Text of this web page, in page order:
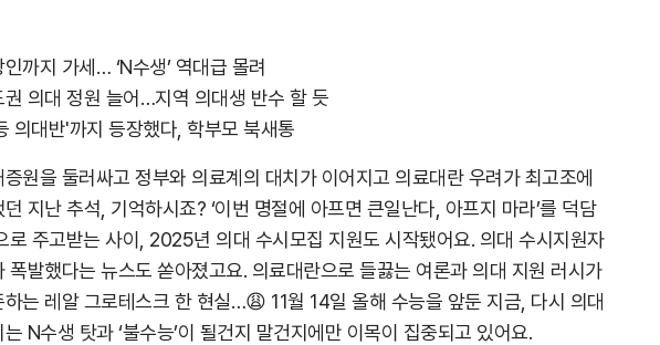
인까지 가세… ‘N수생’ 역대급 몰려
권 의대 정원 늘어…지역 의대생 반수 할 듯
의대반'까지 등장했다, 학부모 북새통
증원을 둘러싸고 정부와 의료계의 대치가 이어지고 의료대란 우려가 최고조에
던 지난 추석, 기억하시죠? ‘이번 명절에 아프면 큰일난다, 아프지 마라’를 덕담
로 주고받는 사이, 2025년 의대 수시모집 지원도 시작됐어요. 의대 수시지원자
폭발했다는 뉴스도 쏟아졌고요. 의료대란으로 들끓는 여론과 의대 지원 러시가
하는 레알 그로테스크 한 현실…😩 11월 14일 올해 수능을 앞둔 지금, 다시 의대
는 N수생 탓과 ‘불수능’이 될건지 말건지에만 이목이 집중되고 있어요.